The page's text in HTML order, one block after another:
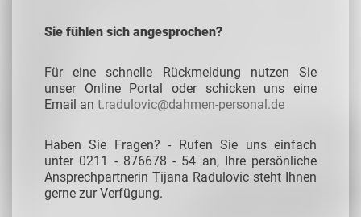
Sie fühlen sich angesprochen?
Für eine schnelle Rückmeldung nutzen Sie
unser Online Portal oder schicken uns eine
Email an t.radulovic@dahmen-personal.de
Haben Sie Fragen? - Rufen Sie uns einfach
unter 0211 - 876678 - 54 an, Ihre persönliche
Ansprechpartnerin Tijana Radulovic steht Ihnen
gerne zur Verfügung.